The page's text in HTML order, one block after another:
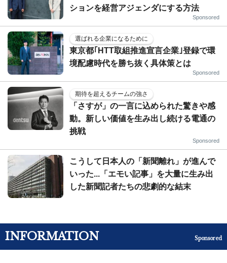
ションを経営アジェンダにする方法
Sponsored
選ばれる企業になるために
東京都｢HTT取組推進宣言企業｣登録で環
境配慮時代を勝ち抜く具体策とは
Sponsored
期待を超えるチームの強さ
「さすが」の一言に込められた驚きや感
動。新しい価値を生み出し続ける電通の
挑戦
Sponsored
こうして日本人の「新聞離れ」が進んで
いった...「エモい記事」を大量に生み出
した新聞記者たちの悲劇的な結末
INFORMATION Sponsored